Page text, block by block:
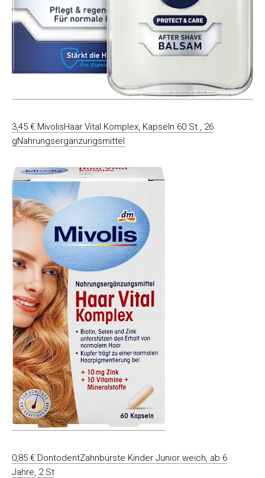
3,45 € MivolisHaar Vital Komplex, Kapseln 60 St., 26
gNahrungsergänzungsmittel
0,85 € DontodentZahnbürste Kinder Junior weich, ab 6
Jahre, 2 St